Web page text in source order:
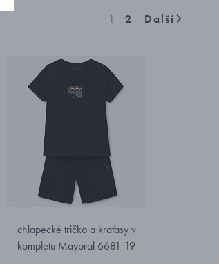
1 2 Další
chlapecké tričko a kraťasy v
kompletu Mayoral 6681-19